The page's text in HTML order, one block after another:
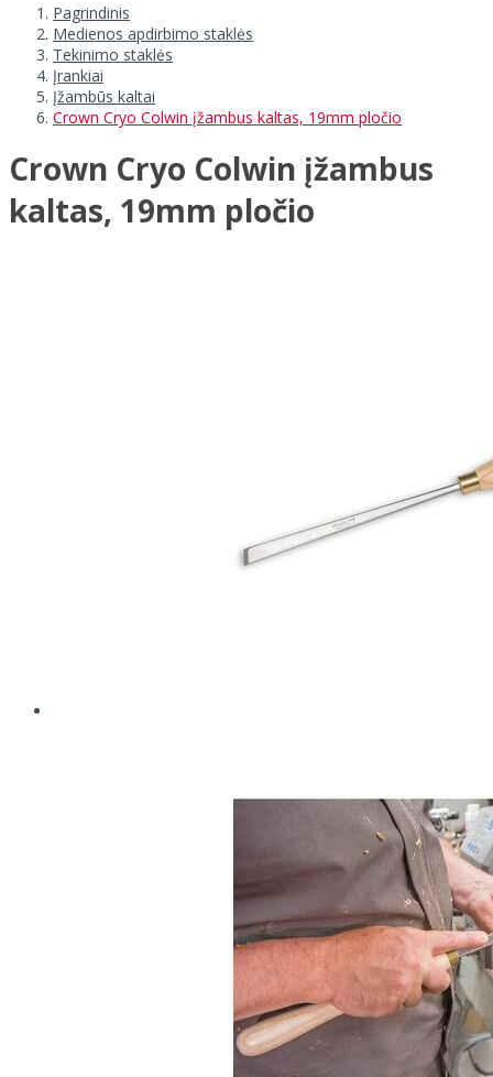
Pagrindinis
Medienos apdirbimo staklės
Tekinimo staklės
Įrankiai
Įžambūs kaltai
Crown Cryo Colwin įžambus kaltas, 19mm pločio
Crown Cryo Colwin įžambus
kaltas, 19mm pločio